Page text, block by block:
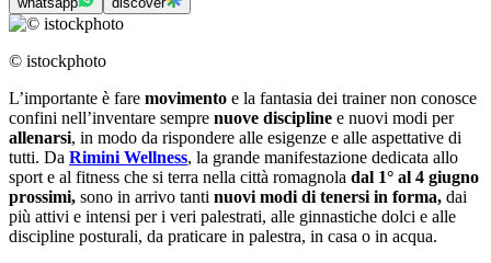
© istockphoto
L’importante è fare movimento e la fantasia dei trainer non conosce
confini nell’inventare sempre nuove discipline e nuovi modi per
allenarsi, in modo da rispondere alle esigenze e alle aspettative di
tutti. Da Rimini Wellness, la grande manifestazione dedicata allo
sport e al fitness che si terra nella città romagnola dal 1° al 4 giugno
prossimi, sono in arrivo tanti nuovi modi di tenersi in forma, dai
più attivi e intensi per i veri palestrati, alle ginnastiche dolci e alle
discipline posturali, da praticare in palestra, in casa o in acqua.